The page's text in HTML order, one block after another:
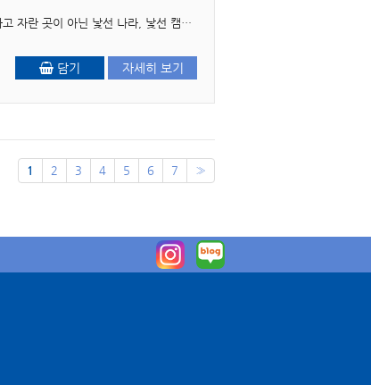
프롤로그 처음 이 책을 펼친 여러분, 반가워요. 지금 이 글을 읽고 있는 여러분은 아마도, 자신이 태어나고 자란 곳이 아닌 낯선 나라, 낯선 캠퍼스에서 하루하루..
담기 자세히 보기
1 2 3 4 5 6 7 »